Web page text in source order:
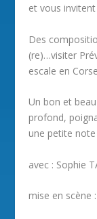
et vous
Des
(re)…visiter
escale en
Un bon et
profond,
une petite
avec : Sophie
mise en scène